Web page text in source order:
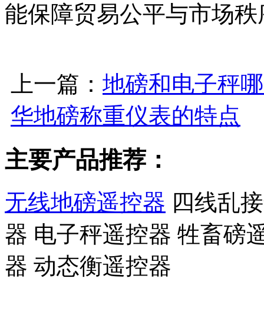
能保障贸易公平与市场秩
上一篇： 地磅和电子秤
华地磅称重仪表的特点
主要产品推荐：
无线地磅遥控器 四线乱
器 电子秤遥控器 牲畜磅
器 动态衡遥控器